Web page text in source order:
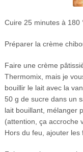
Cuire 25 minutes à 180
Préparer la crème
Faire une crème
Thermomix, mais je
bouillir le lait avec la
50 g de sucre dans un
lait bouillant, mélanger
(attention, ça accroche
Hors du feu, ajouter les